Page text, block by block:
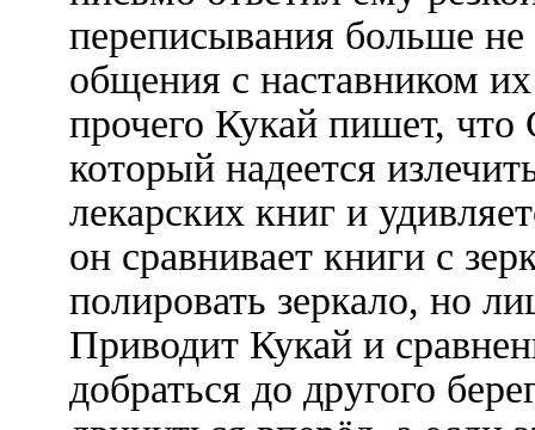
переписывания больше не
общения с наставником
прочего Кукай пишет, что
который надеется
лекарских книг и
он сравнивает книги с
полировать зеркало, но
Приводит Кукай и
добраться до другого